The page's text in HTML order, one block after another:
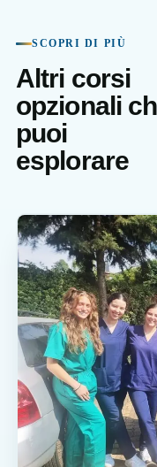
SCOPRI DI PIÙ
Altri corsi
opzionali
puoi
esplorare